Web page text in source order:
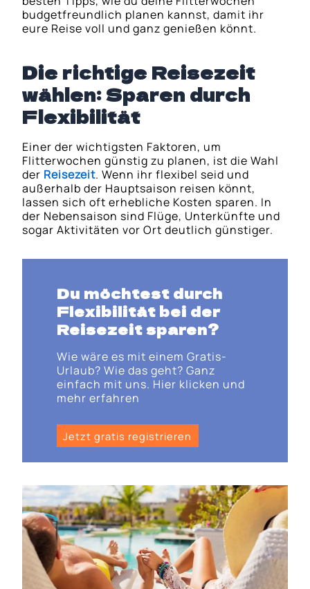
budgetfreundlich planen kannst, damit ihr
eure Reise voll und ganz genießen könnt.
Die richtige Reisezeit
wählen: Sparen durch
Flexibilität
Einer der wichtigsten Faktoren, um
Flitterwochen günstig zu planen, ist die Wahl
der Reisezeit. Wenn ihr flexibel seid und
außerhalb der Hauptsaison reisen könnt,
lassen sich oft erhebliche Kosten sparen. In
der Nebensaison sind Flüge, Unterkünfte und
sogar Aktivitäten vor Ort deutlich günstiger.
Du möchtest durch
Flexibilität bei der
Reisezeit sparen?
Wie wäre es mit einem Gratis-
Urlaub? Wie das geht? Ganz
einfach mit uns. Hier klicken und
mehr erfahren
Jetzt gratis registrieren